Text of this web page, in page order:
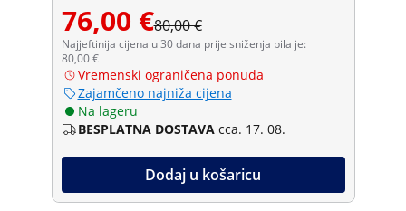
76,00 €80,00 €
Najjeftinija cijena u 30 dana prije sniženja bila je:
80,00 €
Vremenski ograničena ponuda
Zajamčeno najniža cijena
Na lageru
BESPLATNA DOSTAVA cca. 17. 08.
Dodaj u košaricu